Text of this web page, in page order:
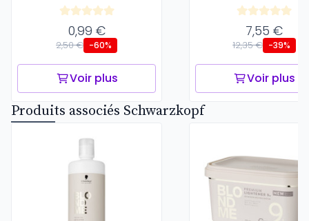
0,99 €
2,50 € -60%
Voir plus
7,55 €
12,35 € -39%
Voir plus
Produits associés Schwarzkopf